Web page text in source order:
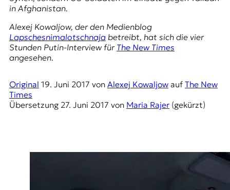
D
E
R
W
i
s
in Afghanistan.
Alexej Kowaljow, der den Medienblog
Lapschesnimalotschnajabetreibt, hat sich die vier
Stunden Putin-Interview für The New Times
angesehen.
Original 19. Juni 2017 von Alexej Kowaljowauf The New
Times
Übersetzung 27. Juni 2017 von Maria Rajer(gekürzt)